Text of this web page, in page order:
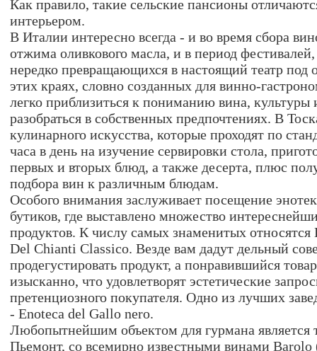
Как правило, такие сельские пансионы
интерьером.
В Италии интересно всегда - и во время сбора
отжима оливкового масла, и в период
нередко превращающихся в настоящий театр
этих краях, словно созданных для винно-
легко приблизиться к пониманию вина, культуры
разобраться в собственных предпочтениях. В
кулинарного искусства, которые проходят по
часа в день на изучение сервировки стола,
первых и вторых блюд, а также десерта, плюс
подбора вин к различным блюдам.
Особого внимания заслуживает посещение
бутиков, где выставлено множество
продуктов. К числу самых знаменитых
Del Chianti Classico. Везде вам дадут дельный
продегустировать продукт, а понравившийся
изысканно, что удовлетворят эстетические
претенциозного покупателя. Одно из лучших
- Enoteca del Gallo nero.
Любопытнейшим объектом для гурмана является
Пьемонт, со всемирно известными винами Barolo